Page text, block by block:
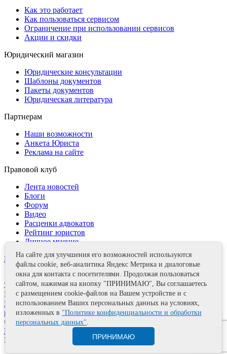
Как это работает
Как пользоваться сервисом
Ограничение при использовании сервисов
Акции и скидки
Юридический магазин
Юридические консультации
Шаблоны документов
Пакеты документов
Юридическая литература
Партнерам
Наши возможности
Анкета Юриста
Реклама на сайте
Правовой клуб
Лента новостей
Блоги
Форум
Видео
Расценки адвокатов
Рейтинг юристов
Личное мнение
Контакты
Задать вопрос
Поделиться
Политика информационной безопасности Правила
использования материалов
© 2011—2026 А.Е. Мишушин
Карта сайта
Разработка сайта
На сайте для улучшения его возможностей используются
файлы cookie, веб-аналитика Яндекс Метрика и диалоговые
окна для контакта с посетителями. Продолжая пользоваться
сайтом, нажимая на кнопку "ПРИНИМАЮ", Вы соглашаетесь
с размещением cookie-файлов на Вашем устройстве и с
использованием Ваших персональных данных на условиях,
изложенных в "Политике конфиденциальности и обработки
персональных данных".
ПРИНИМАЮ